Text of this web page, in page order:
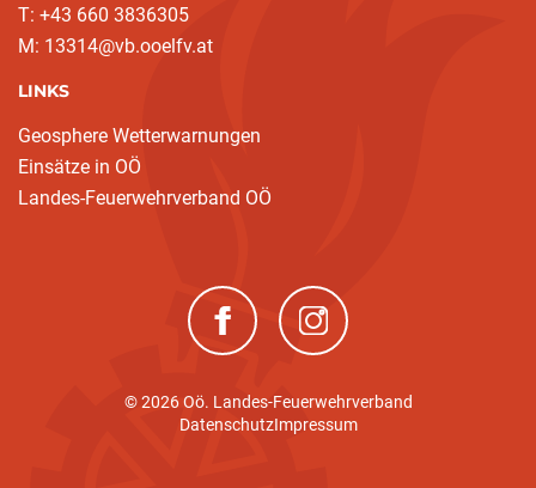
T: +43 660 3836305
M: 13314@vb.ooelfv.at
LINKS
Geosphere Wetterwarnungen
Einsätze in OÖ
Landes-Feuerwehrverband OÖ
(neues Fenster)(neues Fenster)
© 2026 Oö. Landes-Feuerwehrverband
DatenschutzImpressum